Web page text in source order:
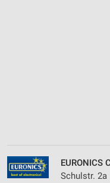
EURONICS
Schulstr. 2a